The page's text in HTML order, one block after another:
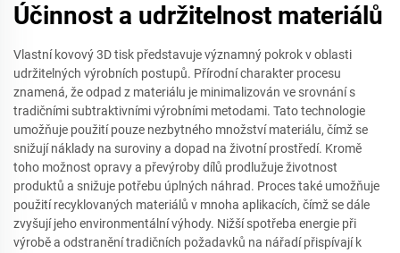
Účinnost a udržitelnost materiálů
Vlastní kovový 3D tisk představuje významný pokrok v oblasti
udržitelných výrobních postupů. Přírodní charakter procesu
znamená, že odpad z materiálu je minimalizován ve srovnání s
tradičními subtraktivními výrobními metodami. Tato technologie
umožňuje použití pouze nezbytného množství materiálu, čímž se
snižují náklady na suroviny a dopad na životní prostředí. Kromě
toho možnost opravy a převýroby dílů prodlužuje životnost
produktů a snižuje potřebu úplných náhrad. Proces také umožňuje
použití recyklovaných materiálů v mnoha aplikacích, čímž se dále
zvyšují jeho environmentální výhody. Nižší spotřeba energie při
výrobě a odstranění tradičních požadavků na nářadí přispívají k